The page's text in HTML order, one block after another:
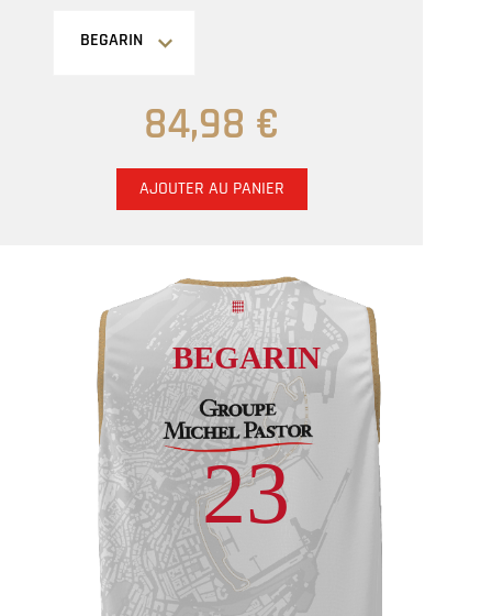
BEGARIN
84,98 €
AJOUTER AU PANIER
BEGARIN
23